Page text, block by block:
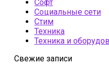
Софт
Социальные сети
Стим
Техника
Техника и
Свежие записи